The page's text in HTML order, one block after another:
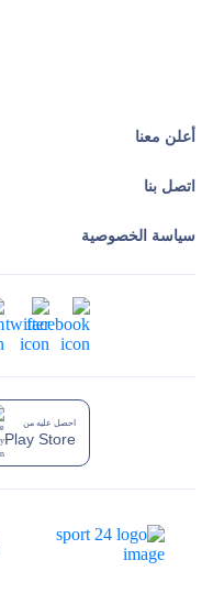
أعلن معنا
اتصل بنا
سياسة الخصوصية
احصل عليه من
Play Store